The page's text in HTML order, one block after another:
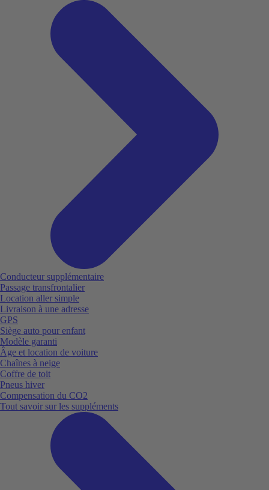
Conducteur supplémentaire
Passage transfrontalier
Location aller simple
Livraison à une adresse
GPS
Siège auto pour enfant
Modèle garanti
Âge et location de voiture
Chaînes à neige
Coffre de toit
Pneus hiver
Compensation du CO2
Tout savoir sur les suppléments